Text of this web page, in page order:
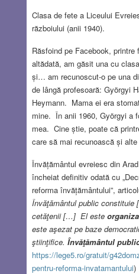
Clasa de fete a Liceului
războiului (anii 1940).
Răsfoind pe Facebook, printre
altădată, am găsit una cu
și… am recunoscut-o pe una
de lângă profesoară: Györgyi
Heymann. Mama ei era
mine. În anii 1960, Györgyi a
mea. Cine știe, poate că
care să mai recunoască și
Învățământul evreiesc din
încheiat definitiv odată cu
reforma învățământului”,
Învăţământul public
cetăţenii […] El este
este aşezat pe baze
ştiinţifice. Învăţământul
https://lege5.ro/gratuit/
pentru-reforma-invatamantului)